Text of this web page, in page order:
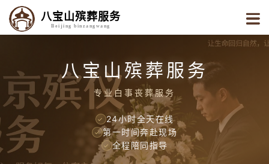
八宝山殡葬服务
Beijing binzangwang
八宝山殡葬服务
专业白事丧葬服务
✓ 24小时全天在线
✓ 第一时间奔赴现场
✓ 全程陪同指导